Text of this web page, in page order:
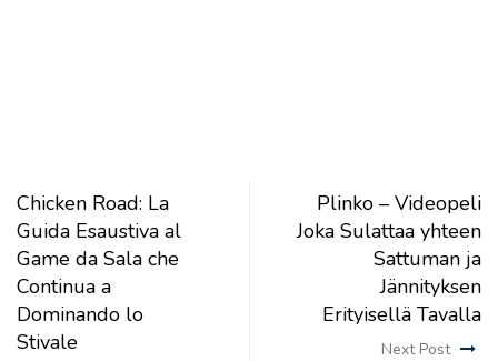
Chicken Road: La
Guida Esaustiva al
Game da Sala che
Continua a
Dominando lo
Stivale
Plinko – Videopeli
Joka Sulattaa yhteen
Sattuman ja
Jännityksen
Erityisellä Tavalla
Next Post